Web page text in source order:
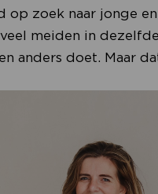
op zoek naar jonge
meiden in
anders doet. Maar